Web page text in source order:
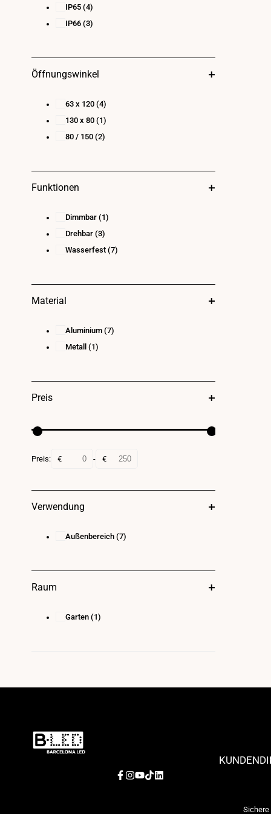
IP65 (4)
IP66 (3)
Öffnungswinkel
63 x 120 (4)
130 x 80 (1)
80 / 150 (2)
Funktionen
Dimmbar (1)
Drehbar (3)
Wasserfest (7)
Material
Aluminium (7)
Metall (1)
Preis
Preis: € - €
Verwendung
Außenbereich (7)
Raum
Garten (1)
Facebook
Instagram
YouTube
TikTokLinkedIn
Sichere